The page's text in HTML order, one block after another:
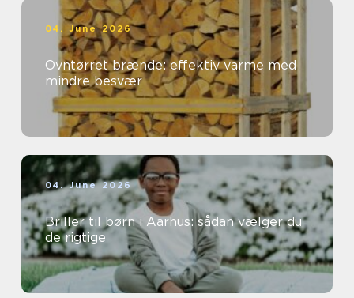
04. June 2026
Ovntørret brænde: effektiv varme med
mindre besvær
04. June 2026
Briller til børn i Aarhus: sådan vælger du
de rigtige